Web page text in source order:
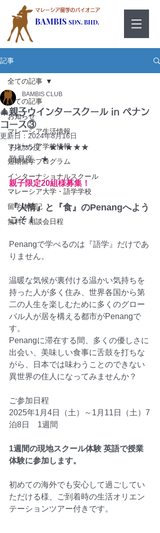
マレーシア留学のパイオニア
BAMBIS SDN. BHD.
記事
全ての記事
お知らせ
マレーシア生活情報
マレーシア学校情報
短期留学プログラム
インターナショナルスクール
マレーシア大学・語学学校
留学体験記
無料・相談会日程
全ての記事
🎄親子ウインタースクール in ペナン
コース③
BAMBIS CLUB
更新日： 2024年8月16日
お勧め度　★★★★★
難易度　★
親子限定20組様募集！
『人情』と『食』のPenangへよう
こそ！
Penangで学べるのは『語学』だけであ
りません。
温暖な気候が裏付ける温かい気持ちを
持った人が多く住み、世界各国から第
二の人生を楽しむために多くのグロー
バル人が居を構える都市がPenangで
す。
Penangに滞在する間、多くの優しさに
出会い、美味しい食事に舌鼓を打ちな
がら、日本では味わうことのできない
異世界の住人になってみませんか？
ご参加日程
2025年1月4日（土）～1月11日（土）7
泊8日　1週間
1週間の現地スクール体験 英語で授業
体験に参加します。
初めての海外でも安心して過ごしてい
ただける様、ご到着時の生活オリエン
テーションツアー付きです。